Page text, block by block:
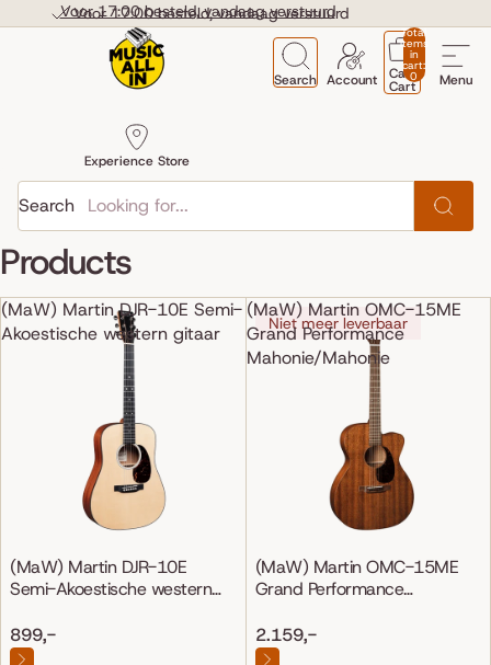
Voor 17:00 besteld, vandaag verstuurd
Voor 17:00 besteld, vandaag verstuurd
Menu
Search
Experience Store
Account
Total
items
in
cart:
0
Cart
Cart
Search
Products
(MaW) Martin DJR-10E Semi-
Akoestische western gitaar
(MaW) Martin DJR-10E
Semi-Akoestische western
899,-
(MaW) Martin OMC-15ME
Grand Performance
Mahonie/Mahonie
Niet meer leverbaar
(MaW) Martin OMC-15ME
Grand Performance
2.159,-